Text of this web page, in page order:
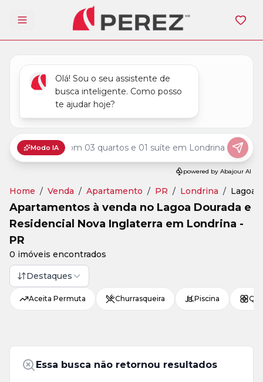
Abrir menu
Home / Venda / Apartamento / PR / Londrina / Lagoa
Apartamentos à venda no Lagoa Dourada e
Residencial Nova Inglaterra em Londrina -
PR
0 imóveis encontrados
Destaques
Aceita Permuta Churrasqueira Piscina
Essa busca não retornou resultados